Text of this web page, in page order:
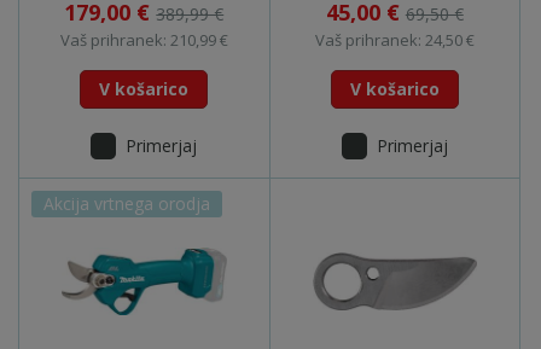
179,00 €389,99 €
Vaš prihranek: 210,99 €
V košarico
Primerjaj
45,00 € 69,50 €
Vaš prihranek: 24,50 €
V košarico
Primerjaj
Akcija vrtnega orodja